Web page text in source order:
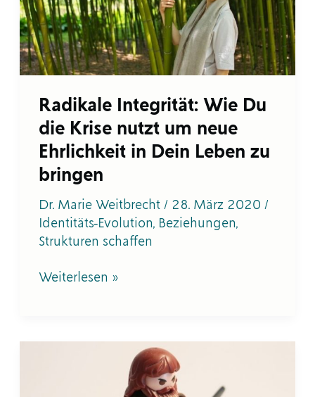
Radikale Integrität: Wie Du
die Krise nutzt um neue
Ehrlichkeit in Dein Leben zu
bringen
Dr. Marie Weitbrecht / 28. März 2020 /
Identitäts-Evolution, Beziehungen,
Strukturen schaffen
Krise
nutzt
um
neue
Ehrlichkeit
Dein
Leben
zu
bringen
Weiterlesen »